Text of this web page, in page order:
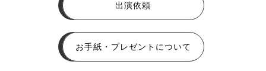
出演依頼
お手紙・プレゼントについて